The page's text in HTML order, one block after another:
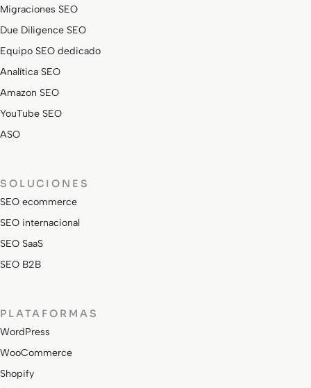
Migraciones SEO
Due Diligence SEO
Equipo SEO dedicado
Analítica SEO
Amazon SEO
YouTube SEO
ASO
SOLUCIONES
SEO ecommerce
SEO internacional
SEO SaaS
SEO B2B
PLATAFORMAS
WordPress
WooCommerce
Shopify